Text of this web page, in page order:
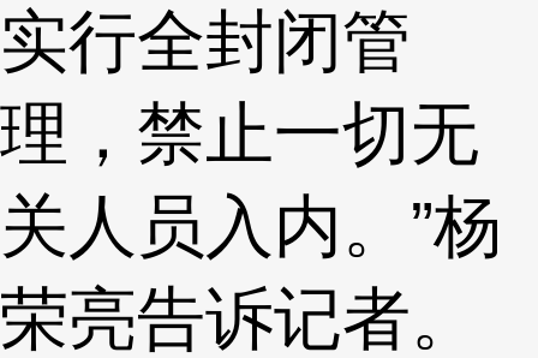
实行全封闭管
理，禁止一切无
关人员入内。”杨
荣亮告诉记者。